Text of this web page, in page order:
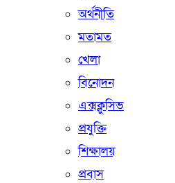
অর্থনীতি
মতামত
খেলা
বিনোদন
এক্সক্লুসিভ
প্রযুক্তি
শিক্ষালয়
প্রবাস